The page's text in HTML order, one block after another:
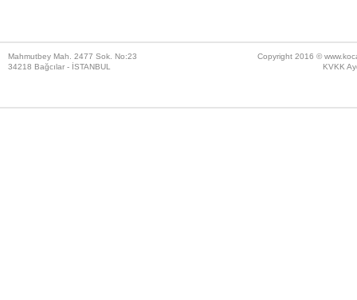
Mahmutbey Mah. 2477 Sok. No:23
34218 Bağcılar - İSTANBUL
Copyright 2016 ©
KVKK